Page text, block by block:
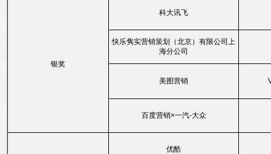
银奖
科大讯飞
快乐隽实营销策划（北京）有限公司上
海分公司
美图营销
百度营销×一汽-大众
优酷